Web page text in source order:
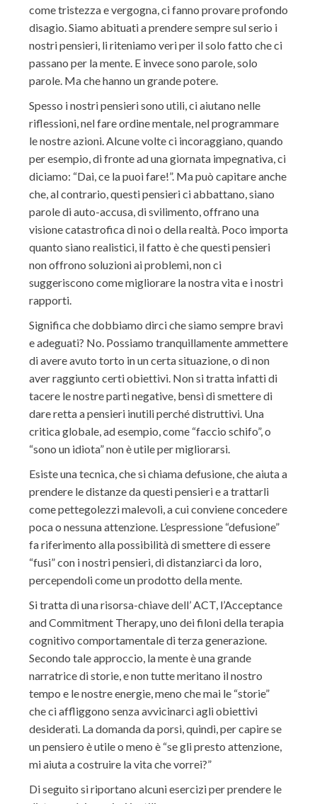
come tristezza e vergogna, ci fanno provare profondo
disagio. Siamo abituati a prendere sempre sul serio i
nostri pensieri, li riteniamo veri per il solo fatto che ci
passano per la mente. E invece sono parole, solo
parole. Ma che hanno un grande potere.
Spesso i nostri pensieri sono utili, ci aiutano nelle
riflessioni, nel fare ordine mentale, nel programmare
le nostre azioni. Alcune volte ci incoraggiano, quando
per esempio, di fronte ad una giornata impegnativa, ci
diciamo: “Dai, ce la puoi fare!”. Ma può capitare anche
che, al contrario, questi pensieri ci abbattano, siano
parole di auto-accusa, di svilimento, offrano una
visione catastrofica di noi o della realtà. Poco importa
quanto siano realistici, il fatto è che questi pensieri
non offrono soluzioni ai problemi, non ci
suggeriscono come migliorare la nostra vita e i nostri
rapporti.
Significa che dobbiamo dirci che siamo sempre bravi
e adeguati? No. Possiamo tranquillamente ammettere
di avere avuto torto in un certa situazione, o di non
aver raggiunto certi obiettivi. Non si tratta infatti di
tacere le nostre parti negative, bensì di smettere di
dare retta a pensieri inutili perché distruttivi. Una
critica globale, ad esempio, come “faccio schifo”, o
“sono un idiota” non è utile per migliorarsi.
Esiste una tecnica, che si chiama defusione, che aiuta a
prendere le distanze da questi pensieri e a trattarli
come pettegolezzi malevoli, a cui conviene concedere
poca o nessuna attenzione. L’espressione “defusione”
fa riferimento alla possibilità di smettere di essere
“fusi” con i nostri pensieri, di distanziarci da loro,
percependoli come un prodotto della mente.
Si tratta di una risorsa-chiave dell’ ACT, l’Acceptance
and Commitment Therapy, uno dei filoni della terapia
cognitivo comportamentale di terza generazione.
Secondo tale approccio, la mente è una grande
narratrice di storie, e non tutte meritano il nostro
tempo e le nostre energie, meno che mai le “storie”
che ci affliggono senza avvicinarci agli obiettivi
desiderati. La domanda da porsi, quindi, per capire se
un pensiero è utile o meno è “se gli presto attenzione,
mi aiuta a costruire la vita che vorrei?”
Di seguito si riportano alcuni esercizi per prendere le